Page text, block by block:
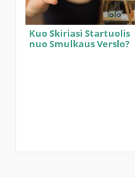
Kuo Skiriasi Startuolis
nuo Smulkaus Verslo?